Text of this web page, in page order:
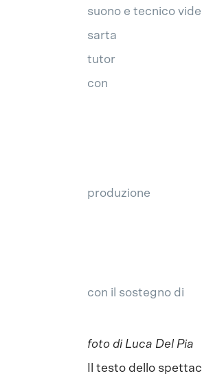
suono e tecnico
sarta
tutor
con
produzione
con il sostegno di
foto di Luca Del Pia
Il testo dello